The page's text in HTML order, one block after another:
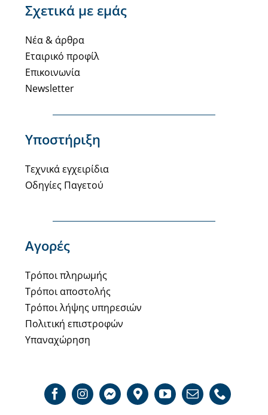
Σχετικά με εμάς
Νέα & άρθρα
Εταιρικό προφίλ
Επικοινωνία
Newsletter
Υποστήριξη
Τεχνικά εγχειρίδια
Οδηγίες Παγετού
Αγορές
Τρόποι πληρωμής
Τρόποι αποστολής
Τρόποι λήψης υπηρεσιών
Πολιτική επιστροφών
Υπαναχώρηση